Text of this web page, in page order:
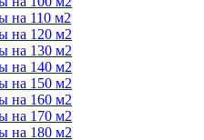
на 110 м2
на 120 м2
на 130 м2
на 140 м2
на 150 м2
на 160 м2
на 170 м2
на 180 м2